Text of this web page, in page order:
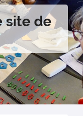
site de